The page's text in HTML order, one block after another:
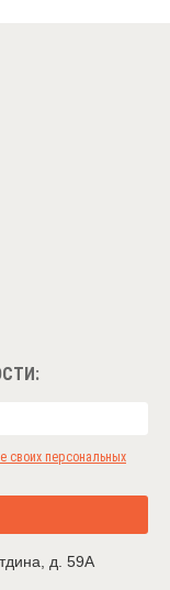
своих персональных
д. 59А